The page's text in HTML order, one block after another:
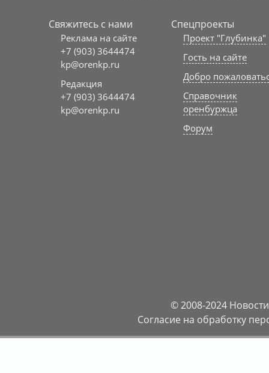
Свяжитесь с нами
Реклама на сайте
+7 (903) 3644474
kp@orenkp.ru
Редакция
+7 (903) 3644474
kp@orenkp.ru
Спецпроекты
Проект "Глубинка"
Гость на сайте
Добро
Справочник
оренбуржца
Форум
© 2008-2024
Согласие на обработку